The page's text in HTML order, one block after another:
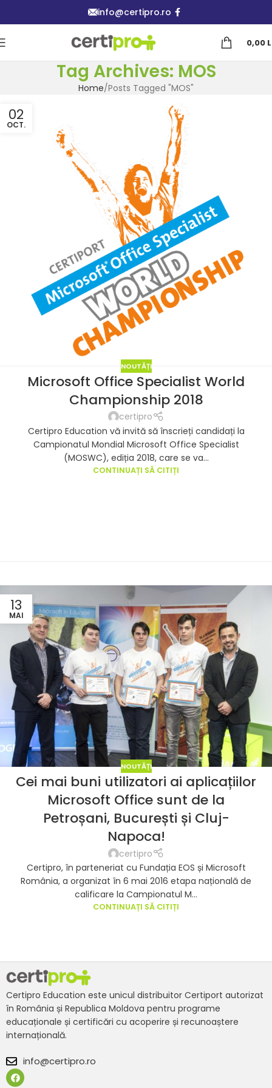
info@certipro.ro
0,00
Tag Archives: MOS
Home Posts Tagged "MOS"
02
OCT.
NOUTĂȚI
Microsoft Office Specialist World
Championship 2018
certipro
Certipro Education vă invită să înscrieți candidați la
Campionatul Mondial Microsoft Office Specialist
(MOSWC), ediția 2018, care se va...
CONTINUAȚI SĂ CITIȚI
13
MAI
NOUTĂȚI
Cei mai buni utilizatori ai aplicațiilor
Microsoft Office sunt de la
Petroșani, București și Cluj-
Napoca!
certipro
Certipro, în parteneriat cu Fundația EOS și Microsoft
România, a organizat în 6 mai 2016 etapa națională de
calificare la Campionatul M...
CONTINUAȚI SĂ CITIȚI
Certipro Education este unicul distribuitor Certiport autorizat
în România și Republica Moldova pentru programe
educaționale și certificări cu acoperire și recunoaștere
internațională.
info@certipro.ro